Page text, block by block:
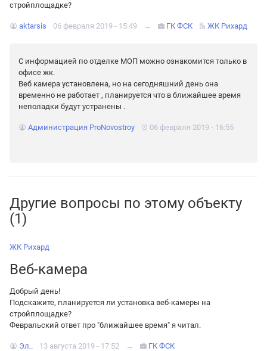
стройплощадке?
aktarsis 06 февраля 2019 - 15:49 → ГК ФСК ЖК Рихард
С информацией по отделке МОП можно ознакомится только в
офисе жк.
Веб камера установлена, но на сегодняшний день она
временно не работает , планируется что в ближайшее время
неполадки будут устранены .
Администрация ProNovostroy 06 февраля 2019 - 16:55
Другие вопросы по этому объекту
(1)
ЖК Рихард
Веб-камера
Добрый день!
Подскажите, планируется ли установка веб-камеры на
стройплощадке?
Февральский ответ про "ближайшее время" я читал.
Эл_ 13 августа 2019 - 17:52 → ГК ФСК